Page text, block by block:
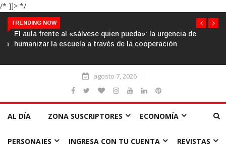
/* ]]> */
TRENDING NOW
El aula frente al «sálvese quien pueda»: la urgencia de
humanizar la escuela a través de la cooperación
agosto 7, 2026
AL DÍA ZONA SUSCRIPTORES ECONOMÍA